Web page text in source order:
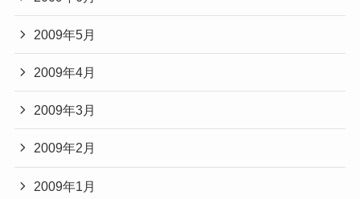
2009年5月
2009年4月
2009年3月
2009年2月
2009年1月